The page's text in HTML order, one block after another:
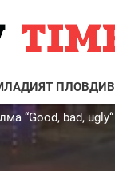
ПЛОВДИВ
“Good, bad, ugly“